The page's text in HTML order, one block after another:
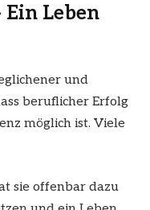
Ein Leben
und
beruflicher Erfolg
möglich ist. Viele
sie offenbar dazu